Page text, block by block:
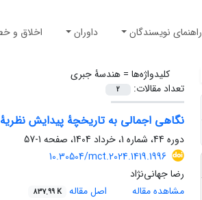
راهنمای نویسندگان داوران اخلاق و
کلیدواژه‌ها =هندسۀ جبری
تعداد مقالات:
2
نگاهی اجمالی به تاریخچهٔ پیدایش
دوره 44، شماره 1، خرداد 1404، صفحه
1-57
10.30504/mct.2024.1419.1996
رضا جهانی‌نژاد
مشاهده مقاله
اصل مقاله 837.99 K